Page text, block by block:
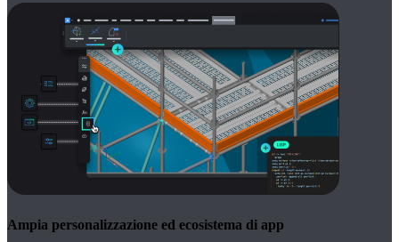
Ampia personalizzazione ed ecosistema di app